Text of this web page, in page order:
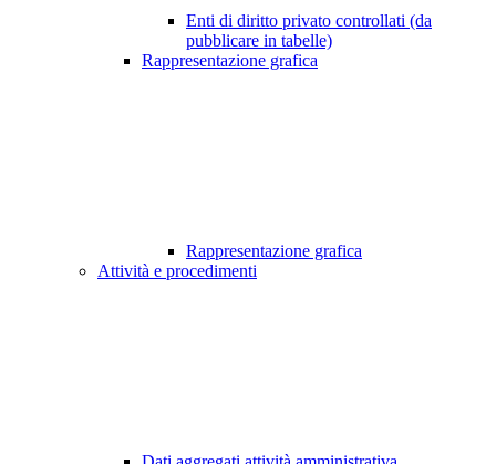
Enti di diritto privato controllati (da
pubblicare in tabelle)
Rappresentazione grafica
Rappresentazione grafica
Attività e procedimenti